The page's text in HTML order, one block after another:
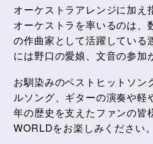
オーケストラアレンジに加え
オーケストラを率いるのは、
の作曲家として活躍している
には野口の愛娘、文音の参加
お馴染みのベストヒットソン
ルソング、ギターの演奏や軽
年の歴史を支えたファンの皆
WORLDをお楽しみください。